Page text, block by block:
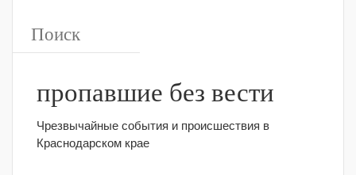
пропавшие без вести
Чрезвычайные события и происшествия в
Краснодарском крае